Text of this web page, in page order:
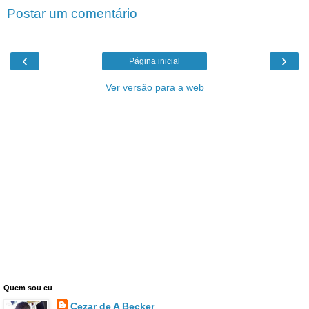
Postar um comentário
‹ ›
Página inicial
Ver versão para a web
Quem sou eu
Cezar de A Becker